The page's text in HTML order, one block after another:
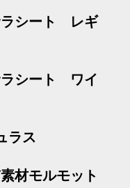
シート レギ
シート ワイ
ラス
材モルモット